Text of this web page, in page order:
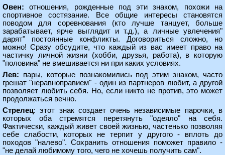
Овен: отношения, рожденные под эти знаком, похожи на
спортивное состязание. Все общие интересы становятся
поводом для соревнования (кто лучше танцует, больше
зарабатывает, ярче выглядит и т.д.), а личные увлечения"
дарят" постоянные конфликты. Договориться сложно, но
можно! Сразу обсудите, что каждый из вас имеет право на
частичку личной жизни (хобби, друзья, работа), в которую
"половина" не вмешивается ни при каких условиях.
Лев: пары, которые познакомились под этим знаком, часто
грешат "неравноправием" - один из партнеров любит, а другой
позволяет любить себя. Но, если никто не против, это может
продолжаться вечно.
Стрелец: этот знак создает очень независимые парочки, в
которых оба стремятся перетянуть "одеяло" на себя.
Фактически, каждый живет своей жизнью, частенько позволяя
себе слабости, которых не терпит у другого - вплоть до
походов "налево". Сохранить отношения поможет правило -
"не делай любимому того, чего не хочешь получить сам".